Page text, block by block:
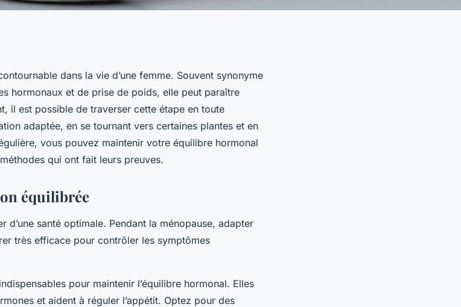
dans la vie d’une femme. Souvent synonyme
hormonaux et de prise de poids, elle peut paraître
il est possible de traverser cette étape en toute
adaptée, en se tournant vers certaines plantes et en
vous pouvez maintenir votre équilibre hormonal
qui ont fait leurs preuves.
équilibrée
d’une santé optimale. Pendant la ménopause, adapter
très efficace pour contrôler les symptômes
pour maintenir l’équilibre hormonal. Elles
et aident à réguler l’appétit. Optez pour des